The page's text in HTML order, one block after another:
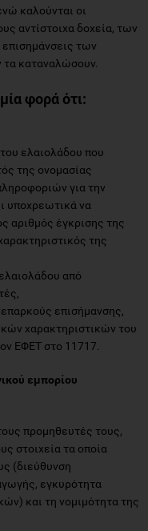
καλούνται οι
αντίστοιχα δοχεία, των
επισημάνσεις των
καταναλώσουν.
φορά ότι:
ελαιολάδου που
της ονομασίας
για την
υποχρεωτικά να
αριθμός έγκρισης της
της
από
επισήμανσης,
χαρακτηριστικών του
ΕΦΕΤ στο 11717.
εμπορίου
προμηθευτές τους,
στοιχεία τα οποία
(διεύθυνση
εγκυρότητα
και τη νομιμότητα της